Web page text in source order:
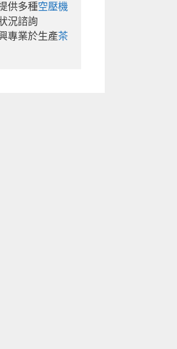
供多種空壓機
況諮詢
專業於生產茶